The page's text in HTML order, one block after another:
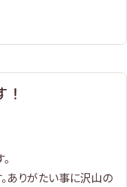
ありがたい事に沢山の